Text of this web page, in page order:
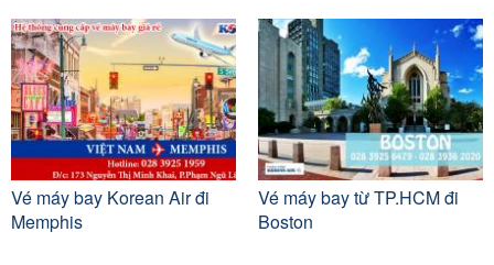
Vé máy bay Korean Air đi
Memphis
Vé máy bay từ TP.HCM đi
Boston